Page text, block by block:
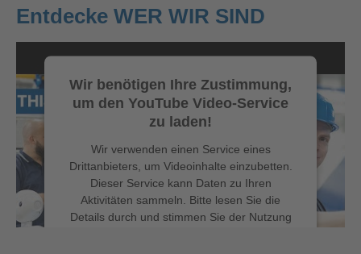
Entdecke WER WIR SIND
Wir benötigen Ihre Zustimmung,
um den YouTube Video-Service
zu laden!
Wir verwenden einen Service eines
Drittanbieters, um Videoinhalte einzubetten.
Dieser Service kann Daten zu Ihren
Aktivitäten sammeln. Bitte lesen Sie die
Details durch und stimmen Sie der Nutzung